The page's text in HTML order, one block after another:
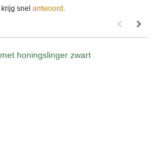
snel antwoord .
honingslinger zwart